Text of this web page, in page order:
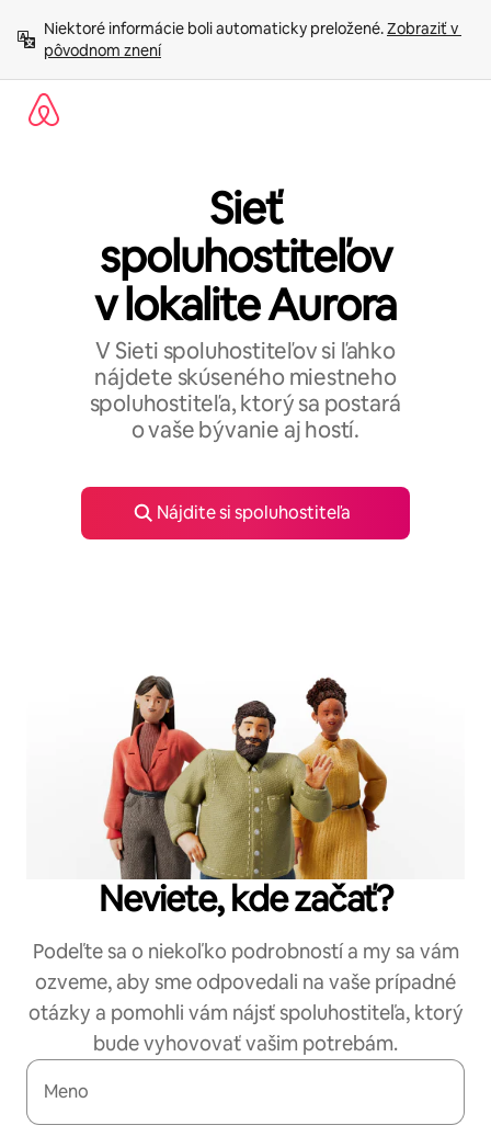
obsah.
Niektoré informácie boli automaticky preložené. Zobraziť v
pôvodnom znení
Sieť
spoluhostiteľov
v lokalite Aurora
V Sieti spoluhostiteľov si ľahko
nájdete skúseného miestneho
spoluhostiteľa, ktorý sa postará
o vaše bývanie aj hostí.
Nájdite si spoluhostiteľa
Neviete, kde začať?
Podeľte sa o niekoľko podrobností a my sa vám
ozveme, aby sme odpovedali na vaše prípadné
otázky a pomohli vám nájsť spoluhostiteľa, ktorý
bude vyhovovať vašim potrebám.
Meno